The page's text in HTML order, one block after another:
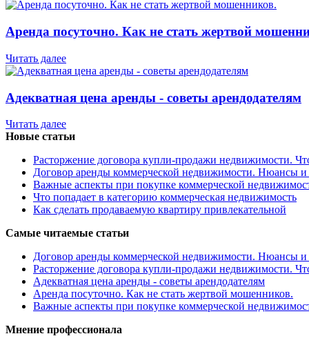
Аренда посуточно. Как не стать жертвой
Читать далее
Адекватная цена аренды - советы арендодателям
Читать далее
Новые статьи
Расторжение договора купли-продажи недвижимости.
Договор аренды коммерческой недвижимости. Нюансы
Важные аспекты при покупке коммерческой
Что попадает в категорию коммерческая недвижимость
Как сделать продаваемую квартиру привлекательной
Самые читаемые статьи
Договор аренды коммерческой недвижимости. Нюансы
Расторжение договора купли-продажи недвижимости.
Адекватная цена аренды - советы арендодателям
Аренда посуточно. Как не стать жертвой мошенников.
Важные аспекты при покупке коммерческой
Мнение профессионала